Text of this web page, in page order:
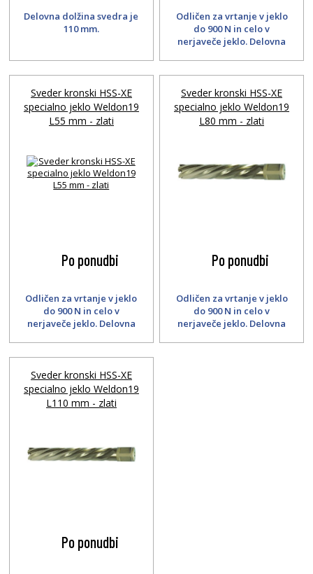
Delovna dolžina svedra je
110 mm.
Odličen za vrtanje v jeklo
do 900 N in celo v
nerjaveče jeklo. Delovna
Sveder kronski HSS-XE
specialno jeklo Weldon19
L55 mm - zlati
Po ponudbi
Odličen za vrtanje v jeklo
do 900 N in celo v
nerjaveče jeklo. Delovna
Sveder kronski HSS-XE
specialno jeklo Weldon19
L80 mm - zlati
Po ponudbi
Odličen za vrtanje v jeklo
do 900 N in celo v
nerjaveče jeklo. Delovna
Sveder kronski HSS-XE
specialno jeklo Weldon19
L110 mm - zlati
Po ponudbi